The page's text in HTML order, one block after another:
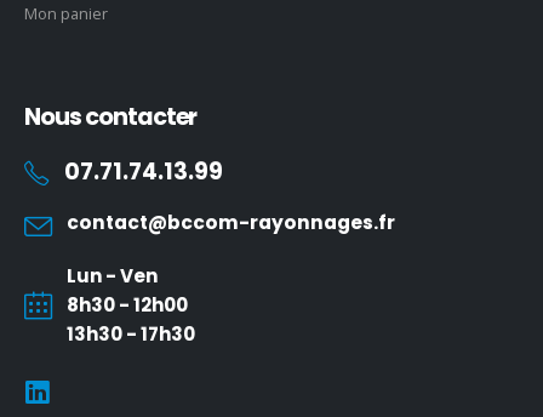
Mon panier
Nous contacter
07.71.74.13.99
contact@bccom-rayonnages.fr
Lun - Ven
8h30 - 12h00
13h30 - 17h30